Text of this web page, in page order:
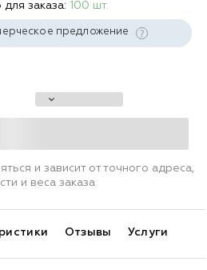
заказа: 100 шт.
предложение
и зависит от точного адреса,
и веса заказа
Отзывы Услуги